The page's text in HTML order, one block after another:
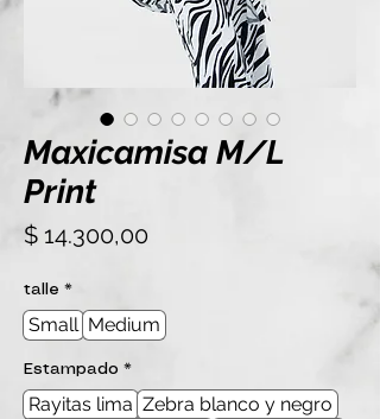
Maxicamisa M/L
Print
$ 14.300,00
talle *
Small Medium
Estampado *
Rayitas lima Zebra blanco y negro